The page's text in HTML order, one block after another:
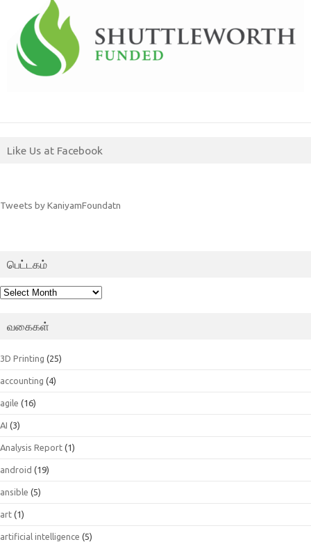
Like Us at Facebook
Tweets by KaniyamFoundatn
பெட்டகம்
பெட்டகம்
வகைகள்
3D Printing (25)
accounting (4)
agile (16)
AI (3)
Analysis Report (1)
android (19)
ansible (5)
art (1)
artificial intelligence (5)